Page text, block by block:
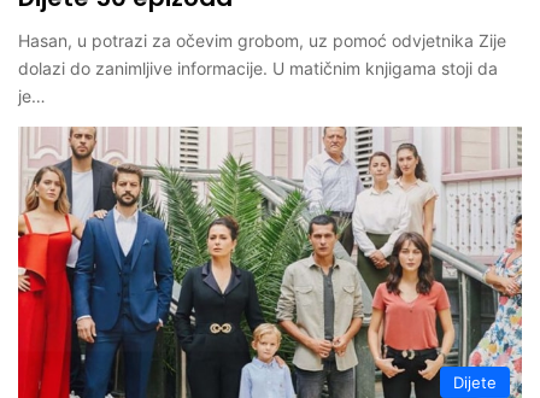
Hasan, u potrazi za očevim grobom, uz pomoć odvjetnika Zije
dolazi do zanimljive informacije. U matičnim knjigama stoji da
je…
Dijete